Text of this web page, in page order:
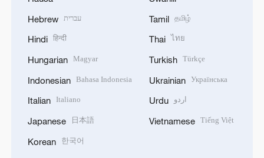
Hebrew עברית
Hindi हिन्दी
Hungarian Magyar
Indonesian Bahasa Indonesia
Italian Italiano
Japanese 日本語
Korean 한국어
Tamil தமிழ்
Thai ไทย
Turkish Türkçe
Ukrainian Українська
Urdu اردو
Vietnamese Tiếng Việt